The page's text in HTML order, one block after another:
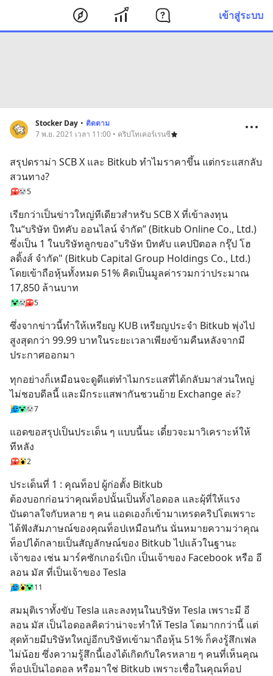
เข้าสู่ระบบ
Stocker Day • ติดตาม
7 พ.ย. 2021 เวลา 11:00 • คริปโทเคอร์เรนซี
สรุปดราม่า SCB X และ Bitkub ทำไมราคาขึ้น แต่กระแสกลับ
สวนทาง?
5
เรียกว่าเป็นข่าวใหญ่ทีเดียวสำหรับ SCB X ที่เข้าลงทุน
ใน“บริษัท บิทคับ ออนไลน์ จำกัด” (Bitkub Online Co., Ltd.)
ซึ่งเป็น 1 ในบริษัทลูกของ"บริษัท บิทคับ แคปปิตอล กรุ๊ป โฮ
ลดิ้งส์ จำกัด" (Bitkub Capital Group Holdings Co., Ltd.)
โดยเข้าถือหุ้นทั้งหมด 51% คิดเป็นมูลค่ารวมกว่าประมาณ
17,850 ล้านบาท
5
ซึ่งจากข่าวนี้ทำให้เหรียญ KUB เหรียญประจำ Bitkub พุ่งไป
สูงสุดกว่า 99.99 บาทในระยะเวลาเพียงข้ามคืนหลังจากมี
ประกาศออกมา
ทุกอย่างก็เหมือนจะดูดีแต่ทำไมกระแสที่ได้กลับมาส่วนใหญ่
ไม่ชอบดีลนี้ และมีกระแสพากันชวนย้าย Exchange ล่ะ?
7
แอดขอสรุปเป็นประเด็น ๆ แบบนี้นะ เดี๋ยวจะมาวิเคราะห์ให้
ทีหลัง
2
ประเด็นที่ 1 : คุณท็อป ผู้ก่อตั้ง Bitkub
ต้องบอกก่อนว่าคุณท็อปนั้นเป็นทั้งไอดอล และผุ้ที่ให้แรง
บันดาลใจกับหลาย ๆ คน แอดเองก็เข้ามาเทรดคริปโตเพราะ
ได้ฟังสัมภาษณ์ของคุณท็อปเหมือนกัน นั่นหมายความว่าคุณ
ท็อปได้กลายเป็นสัญลักษณ์ของ Bitkub ไปแล้วในฐานะ
เจ้าของ เช่น มาร์คซักเกอร์เบิก เป็นเจ้าของ Facebook หรือ อี
ลอน มัส ที่เป็นเจ้าของ Tesla
11
สมมุติเราทั้งขับ Tesla และลงทุนในบริษัท Tesla เพราะมี อี
ลอน มัส เป็นไอดอลคิดว่าน่าจะทำให้ Tesla โตมากกว่านี้ แต่
สุดท้ายมีบริษัทใหญ่อีกบริษัทเข้ามาถือหุ้น 51% ก็คงรู้สึกเฟล
ไม่น้อย ซึ่งความรู้สึกนี้เองได้เกิดกับใครหลาย ๆ คนที่เห็นคุณ
ท็อปเป็นไอดอล หรือมาใช่ Bitkub เพราะเชื่อในคุณท็อป